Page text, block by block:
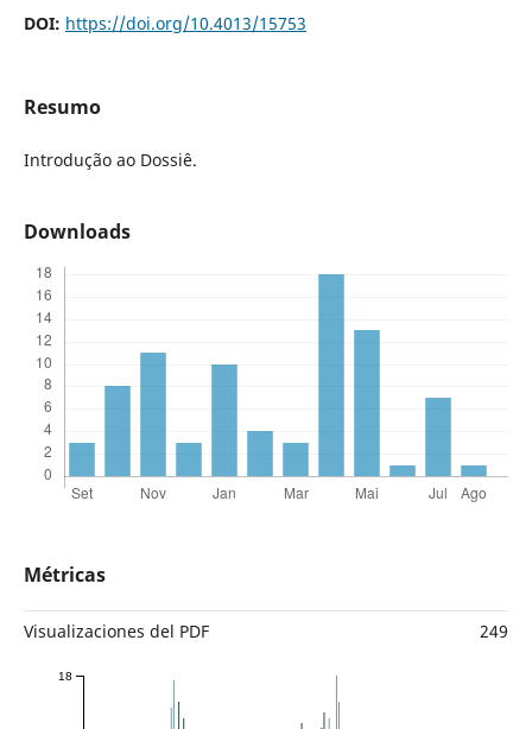
DOI: https://doi.org/10.4013/15753
Resumo
Introdução ao Dossiê.
Downloads
Métricas
Visualizaciones del PDF 249
18